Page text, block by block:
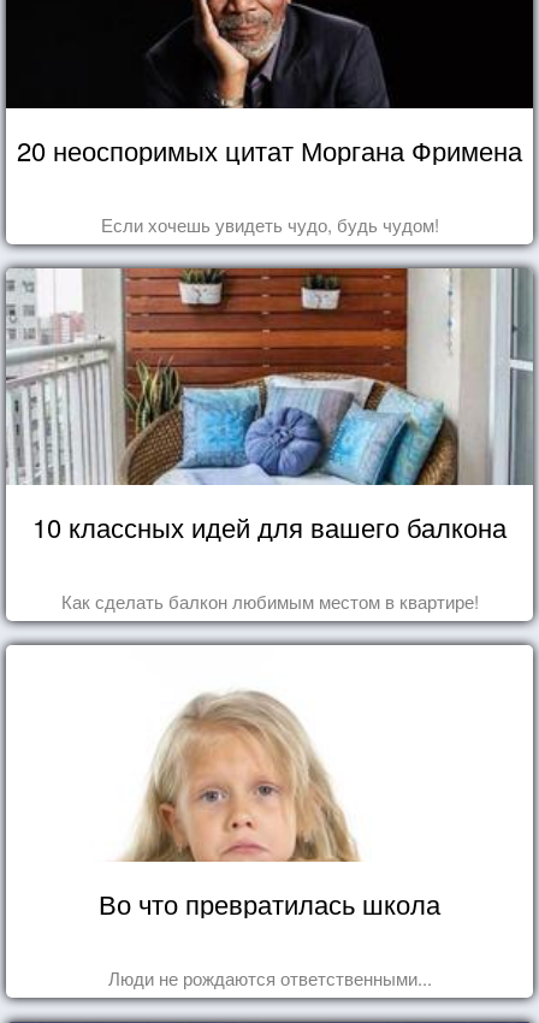
20 неоспоримых цитат Моргана Фримена
Если хочешь увидеть чудо, будь чудом!
10 классных идей для вашего балкона
Как сделать балкон любимым местом в квартире!
Во что превратилась школа
Люди не рождаются ответственными...